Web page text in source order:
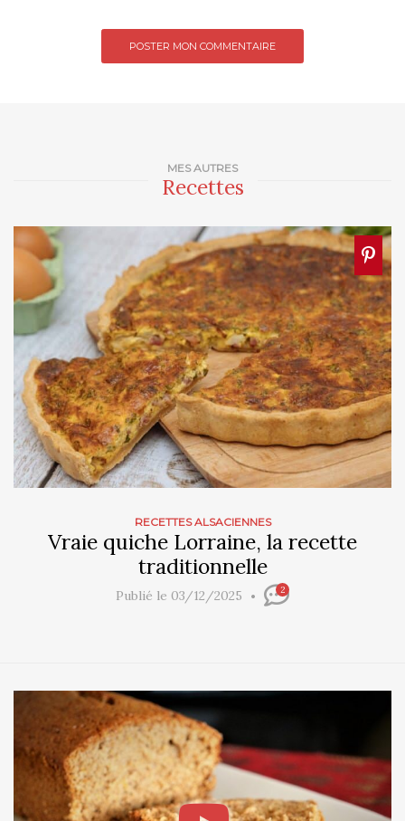
MES AUTRES
Recettes
RECETTES ALSACIENNES
Vraie quiche Lorraine, la recette
traditionnelle
Publié le 03/12/2025 2